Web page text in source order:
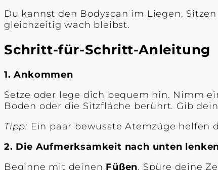
Du kannst den Bodyscan im Liegen,
gleichzeitig wach bleibst.
Schritt-für-Schritt-Anleitung
1. Ankommen
Setze oder lege dich bequem hin. Nimm
Boden oder die Sitzfläche berührt. Gib
Tipp: Ein paar bewusste Atemzüge helfen
2. Die Aufmerksamkeit nach unten
Beginne mit deinen Füßen. Spüre deine